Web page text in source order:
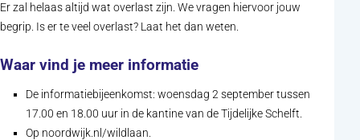
Er zal helaas altijd wat overlast zijn. We vragen hiervoor jouw
begrip. Is er te veel overlast? Laat het dan weten.
Waar vind je meer informatie
De informatiebijeenkomst: woensdag 2 september tussen
17.00 en 18.00 uur in de kantine van de Tijdelijke Schelft.
Op noordwijk.nl/wildlaan.